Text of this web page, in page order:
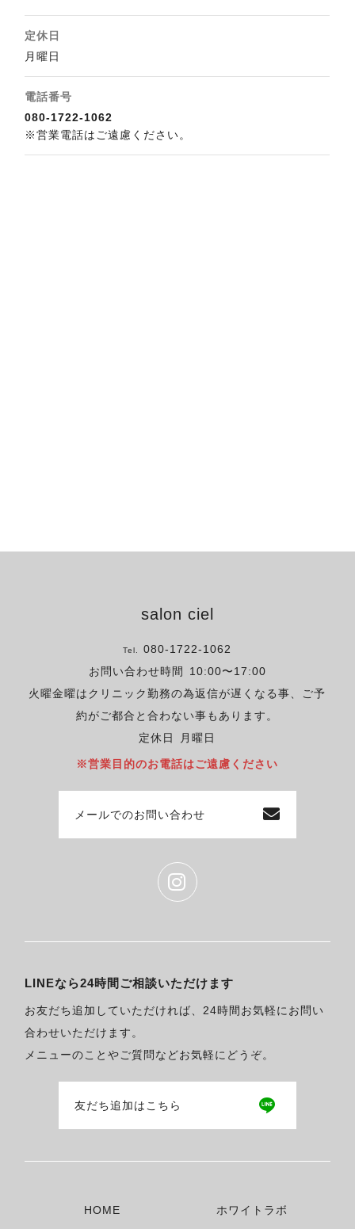
定休日
月曜日
電話番号
080-1722-1062
※営業電話はご遠慮ください。
salon ciel
Tel.
080-1722-1062
お問い合わせ時間
10:00〜17:00
火曜金曜はクリニック勤務の為返信が遅くなる事、ご予
約がご都合と合わない事もあります。
定休日
月曜日
※営業目的のお電話はご遠慮ください
メールでのお問い合わせ
LINEなら24時間ご相談いただけます
お友だち追加していただければ、24時間お気軽にお問い
合わせいただけます。
メニューのことやご質問などお気軽にどうぞ。
友だち追加はこちら
HOME ホワイトラボ